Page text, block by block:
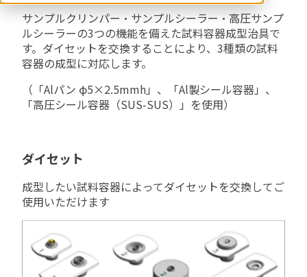
サンプルクリンパー・サンプルシーラー・高圧サンプ
ルシーラーの3つの機能を備えた試料容器成型治具で
す。ダイセットを交換することにより、 3種類の試料
容器の成型に対応します。
（「Alパン φ5×2.5mmh」、「Al製シール容器」、
「高圧シール容器（SUS-SUS）」を使用）
ダイセット
成型したい試料容器によってダイセットを交換してご
使用いただけます